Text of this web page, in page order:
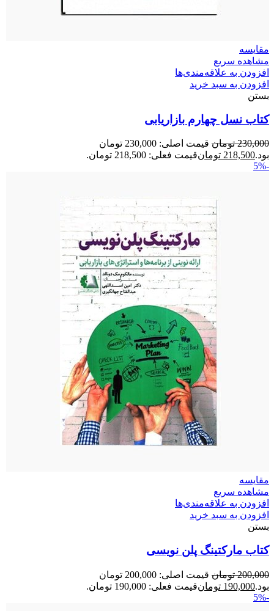
مقایسه
مشاهده سریع
افزودن به علاقه‌مندی‌ها
افزودن به سبد خرید
بستن
کتاب نسل چهارم بازاریابی
230,000 تومان
قیمت اصلی: 230,000 تومان
بود.218,500 تومانقیمت فعلی: 218,500 تومان.
-5%
مقایسه
مشاهده سریع
افزودن به علاقه‌مندی‌ها
افزودن به سبد خرید
بستن
کتاب مارکتینگ پلن نویسی
200,000 تومان
قیمت اصلی: 200,000 تومان
بود.190,000 تومانقیمت فعلی: 190,000 تومان.
-5%